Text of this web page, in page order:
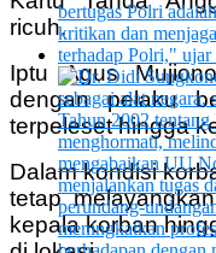
ricuh.
Iptu Agus
dengan pelaku
terpeleset hingga
Dalam kondisi
tetap
kepala korban